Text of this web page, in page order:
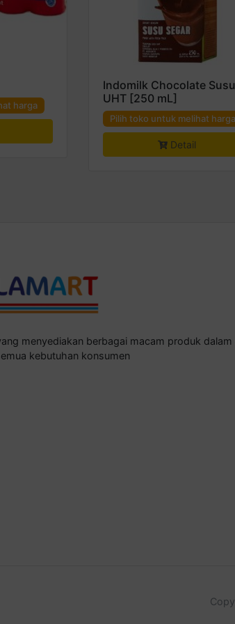
harga
Indomilk Chocolate Susu
UHT [250 mL]
Pilih toko untuk melihat harga
Detail
menyediakan berbagai macam produk dalam
kebutuhan konsumen